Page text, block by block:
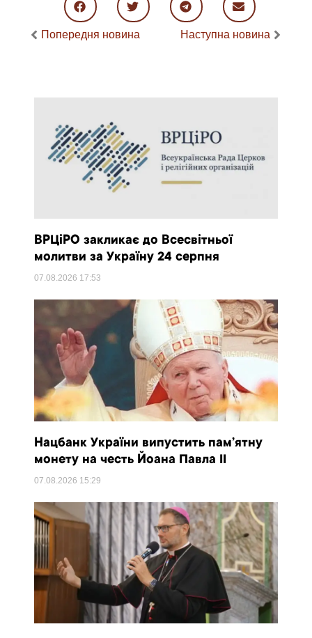
Попередня новина Наступна новина
ВРЦіРО закликає до Всесвітньої
молитви за Україну 24 серпня
07.08.2026 17:53
Нацбанк України випустить пам’ятну
монету на честь Йоана Павла II
07.08.2026 15:29